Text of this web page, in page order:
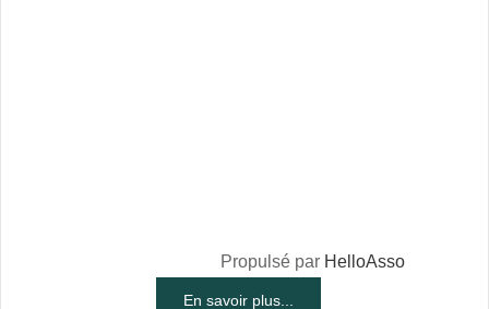
Propulsé par HelloAsso
En savoir plus...